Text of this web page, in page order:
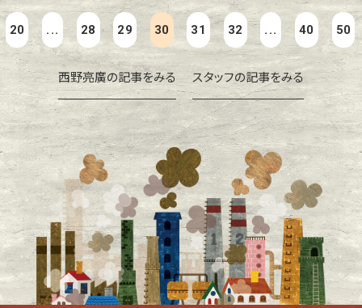
20 ... 28 29 30 31 32 ... 40 50
西野亮廣の記事をみる スタッフの記事をみる